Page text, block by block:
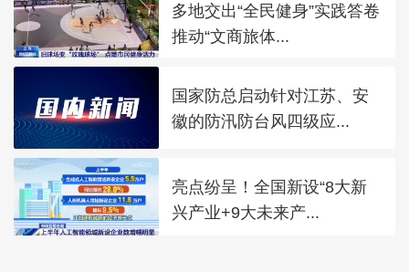
多地交出“全民健身”实践答卷
推动“文商旅体...
国家防总启动针对江苏、安
徽的防汛防台风四级应...
亮点纷呈！全国新设“8大新
兴产业+9大未来产...